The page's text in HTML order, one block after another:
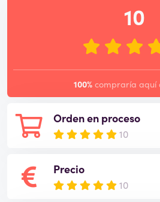
Orden en proceso
10
Precio
10
10
100% compraría aquí